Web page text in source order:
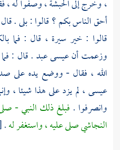
، وخرج إلىالحبشة، وصفوا له ،
أحق الناس بكم ؟ قالوا : بلى .
قالوا : خير سيرة ، قال : فما
وزعمت أنعيسىعبد . قال :
الله ، فقال - ووضع يده على
عيسى، لم يزد على هذا شيئا ،
وانصرفوا . فبلغ ذلك النبي -
النجاشيصلى عليه ، واستغفر له.